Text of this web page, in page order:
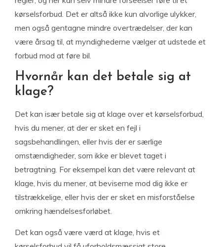
kørselsforbud. Det er altså ikke kun alvorlige ulykker,
men også gentagne mindre overtrædelser, der kan
være årsag til, at myndighederne vælger at udstede et
forbud mod at føre bil.
Hvornår kan det betale sig at
klage?
Det kan især betale sig at klage over et kørselsforbud,
hvis du mener, at der er sket en fejl i
sagsbehandlingen, eller hvis der er særlige
omstændigheder, som ikke er blevet taget i
betragtning. For eksempel kan det være relevant at
klage, hvis du mener, at beviserne mod dig ikke er
tilstrækkelige, eller hvis der er sket en misforståelse
omkring hændelsesforløbet.
Det kan også være værd at klage, hvis et